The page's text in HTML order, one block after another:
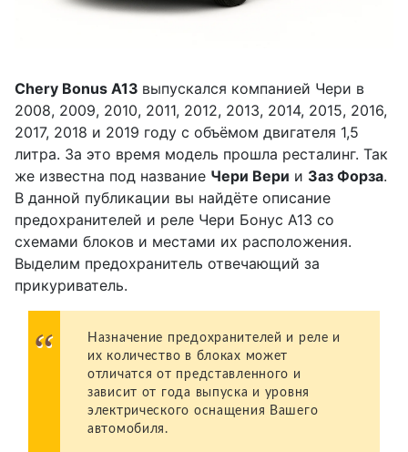
Chery Bonus A13 выпускался компанией Чери в
2008, 2009, 2010, 2011, 2012, 2013, 2014, 2015, 2016,
2017, 2018 и 2019 году с объёмом двигателя 1,5
литра. За это время модель прошла ресталинг. Так
же известна под название Чери Вери и Заз Форза.
В данной публикации вы найдёте описание
предохранителей и реле Чери Бонус А13 со
схемами блоков и местами их расположения.
Выделим предохранитель отвечающий за
прикуриватель.
Назначение предохранителей и реле и
их количество в блоках может
отличатся от представленного и
зависит от года выпуска и уровня
электрического оснащения Вашего
автомобиля.